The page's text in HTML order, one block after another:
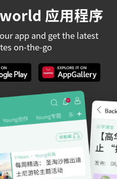
应用程序
app and get the latest
on-the-go